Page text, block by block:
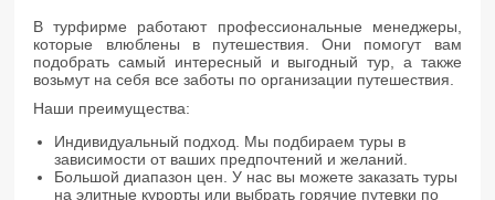
В турфирме работают профессиональные менеджеры,
которые влюблены в путешествия. Они помогут вам
подобрать самый интересный и выгодный тур, а также
возьмут на себя все заботы по организации путешествия.
Наши преимущества:
Индивидуальный подход. Мы подбираем туры в
зависимости от ваших предпочтений и желаний.
Большой диапазон цен. У нас вы можете заказать туры
на элитные курорты или выбрать горячие путевки по